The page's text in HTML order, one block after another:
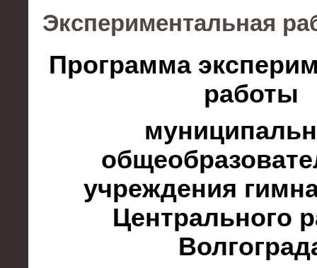
Экспериментальная
Программа
работы
учреждения
Центрального